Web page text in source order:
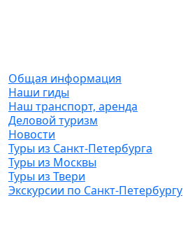
Общая информация
Наши гиды
Наш транспорт, аренда
Деловой туризм
Новости
Туры из Санкт-Петербурга
Туры из Москвы
Туры из Твери
Экскурсии по Санкт-Петербургу